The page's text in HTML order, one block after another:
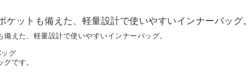
ットも備えた、軽量設計で使いやすいインナーバッグ。
えた、軽量設計で使いやすいインナーバッグ。
グ
です。